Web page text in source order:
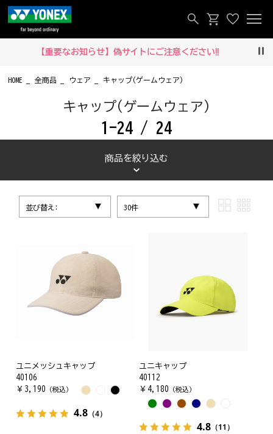
【重要なお知らせ】偽サイトにご注意ください‼
HOME 全商品 ウェア キャップ(ゲームウェア)
キャップ(ゲームウェア)
1-24 / 24
商品を絞り込む
並び替え: 30件
ユニメッシュキャップ
40106
￥ 3,190 （税込）
4.8 （4）
ユニキャップ
40112
￥ 4,180 （税込）
4.8（11）